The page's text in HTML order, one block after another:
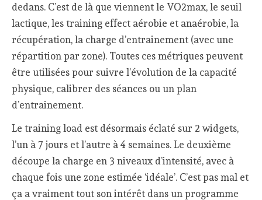
dedans. C’est de là que viennent le VO2max, le seuil
lactique, les training effect aérobie et anaérobie, la
récupération, la charge d’entrainement (avec une
répartition par zone). Toutes ces métriques peuvent
être utilisées pour suivre l’évolution de la capacité
physique, calibrer des séances ou un plan
d’entrainement.
Le training load est désormais éclaté sur 2 widgets,
l’un à 7 jours et l’autre à 4 semaines. Le deuxième
découpe la charge en 3 niveaux d’intensité, avec à
chaque fois une zone estimée ‘idéale’. C’est pas mal et
ça a vraiment tout son intérêt dans un programme